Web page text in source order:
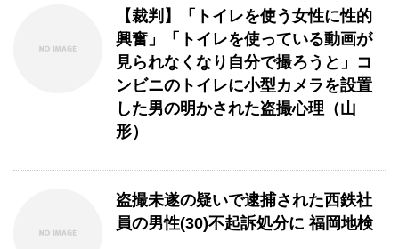
【裁判】「トイレを使う女性に性的
興奮」「トイレを使っている動画が
見られなくなり自分で撮ろうと」コ
ンビニのトイレに小型カメラを設置
した男の明かされた盗撮心理（山
形）
盗撮未遂の疑いで逮捕された西鉄社
員の男性(30)不起訴処分に 福岡地検